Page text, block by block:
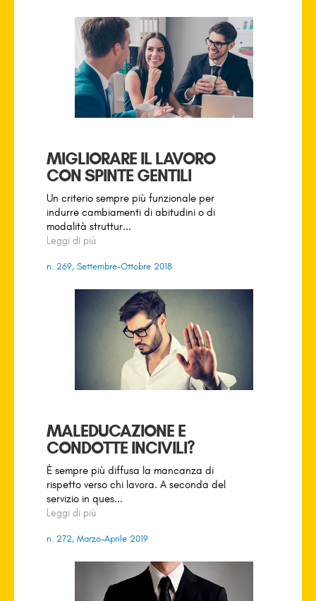
MIGLIORARE IL LAVORO
CON SPINTE GENTILI
Un criterio sempre più funzionale per
indurre cambiamenti di abitudini o di
modalità struttur...
Leggi di più
n. 269, Settembre-Ottobre 2018
MALEDUCAZIONE E
CONDOTTE INCIVILI?
È sempre più diffusa la mancanza di
rispetto verso chi lavora. A seconda del
servizio in ques...
Leggi di più
n. 272, Marzo-Aprile 2019